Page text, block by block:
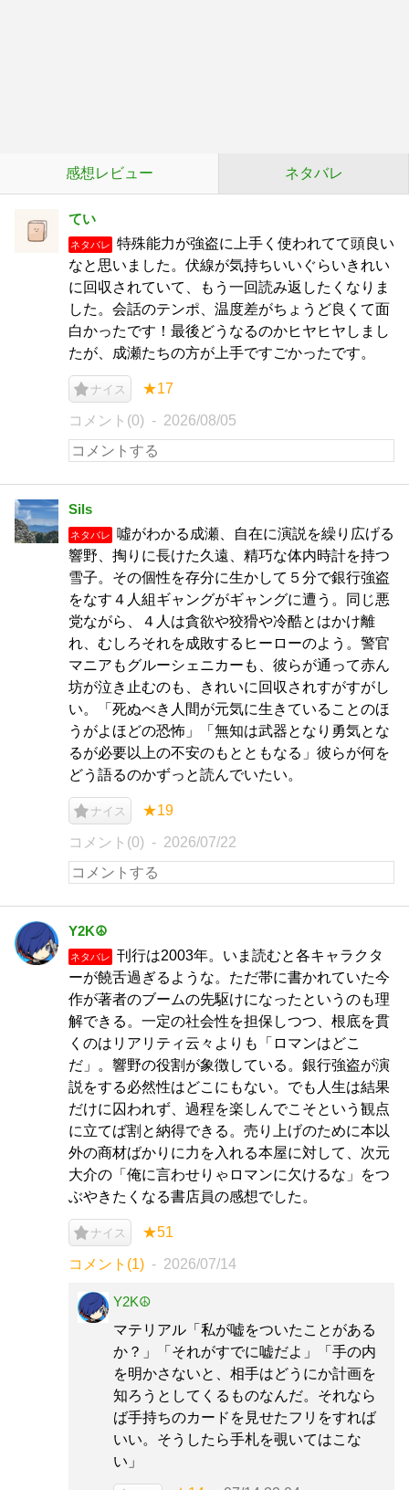
感想レビュー ネタバレ
てい
ネタバレ
特殊能力が強盗に上手く使われてて頭良い
なと思いました。伏線が気持ちいいぐらいきれい
に回収されていて、もう一回読み返したくなりま
した。会話のテンポ、温度差がちょうど良くて面
白かったです！最後どうなるのかヒヤヒヤしまし
たが、成瀬たちの方が上手ですごかったです。
ナイス ★17
コメント(0) 2026/08/05
Sils
ネタバレ
噓がわかる成瀬、自在に演説を繰り広げる
響野、掏りに長けた久遠、精巧な体内時計を持つ
雪子。その個性を存分に生かして５分で銀行強盗
をなす４人組ギャングがギャングに遭う。同じ悪
党ながら、４人は貪欲や狡猾や冷酷とはかけ離
れ、むしろそれを成敗するヒーローのよう。警官
マニアもグルーシェニカーも、彼らが通って赤ん
坊が泣き止むのも、きれいに回収されすがすがし
い。「死ぬべき人間が元気に生きていることのほ
うがよほどの恐怖」「無知は武器となり勇気とな
るが必要以上の不安のもとともなる」彼らが何を
どう語るのかずっと読んでいたい。
ナイス ★19
コメント(0) 2026/07/22
Y2K☮
ネタバレ
刊行は2003年。いま読むと各キャラクタ
ーが饒舌過ぎるような。ただ帯に書かれていた今
作が著者のブームの先駆けになったというのも理
解できる。一定の社会性を担保しつつ、根底を貫
くのはリアリティ云々よりも「ロマンはどこ
だ」。響野の役割が象徴している。銀行強盗が演
説をする必然性はどこにもない。でも人生は結果
だけに囚われず、過程を楽しんでこそという観点
に立てば割と納得できる。売り上げのために本以
外の商材ばかりに力を入れる本屋に対して、次元
大介の「俺に言わせりゃロマンに欠けるな」をつ
ぶやきたくなる書店員の感想でした。
ナイス ★51
コメント(1) 2026/07/14
Y2K☮
マテリアル「私が嘘をついたことがある
か？」「それがすでに嘘だよ」「手の内
を明かさないと、相手はどうにか計画を
知ろうとしてくるものなんだ。それなら
ば手持ちのカードを見せたフリをすれば
いい。そうしたら手札を覗いてはこな
い」